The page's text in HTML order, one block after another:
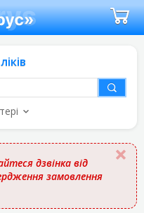
дзвінка від
замовлення